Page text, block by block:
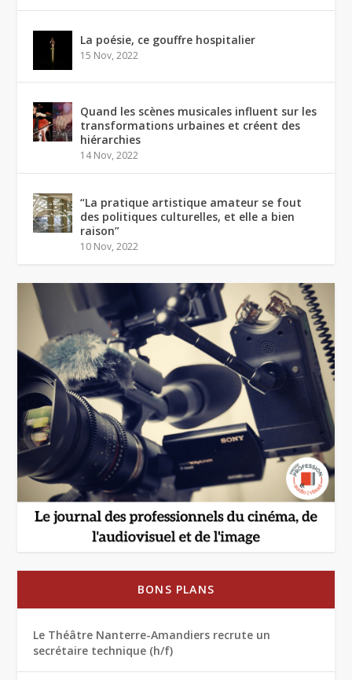
La poésie, ce gouffre hospitalier
15 Nov, 2022
Quand les scènes musicales influent sur les
transformations urbaines et créent des
hiérarchies
14 Nov, 2022
“La pratique artistique amateur se fout
des politiques culturelles, et elle a bien
raison”
10 Nov, 2022
BONS PLANS
Le Théâtre Nanterre-Amandiers recrute un
secrétaire technique (h/f)